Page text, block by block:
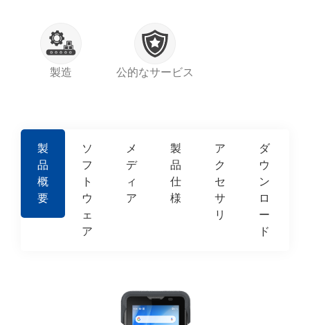
製造 公的なサービス
製
品
概
要
ソ
フ
ト
ウ
ェ
ア
メ
デ
ィ
ア
製
品
仕
様
ア
ク
セ
サ
リ
ダ
ウ
ン
ロ
ー
ド